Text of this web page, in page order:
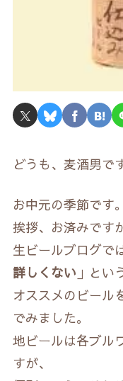
どうも、麦酒男です
お中元の季節です
挨拶、お済みです
生ビールブログで
詳しくない 」とい
オススメのビール
でみました。
地ビールは各ブル
すが、